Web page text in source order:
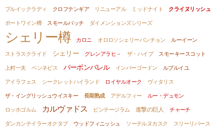
ブルイックラディ
クロフテンギア リニューアル ミッドナイト
クライヌリッシュ
ポートワイン樽
スモールバッチ ダイメンションズシリーズ
シェリー樽 カロニ オロロソシェリーパンチョン
ルーイーン
ストラスクライド
シェリー グレンアラヒ－ ザ・ハイブ
スモーキースコット
上村一夫
ベンネビス バーボンバレル インバーゴードン
ルブルイユ
アイラフェス
シークレットハイランド ロイヤルオーク
ヴィタリス
ザ・イングリッシュウイスキー
長期熟成 アデルフィー
ルー・デュモン
ロッホゴルム
カルヴァドス ビンテージラム 進撃の巨人
チャーチ
ダンカンテイラーオクタブ
ウッドフィニッシュ ソーテルヌカスク
スリーリバース